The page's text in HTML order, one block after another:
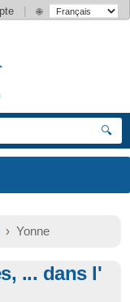
| 🌐
🔍
Yonne
... dans l'